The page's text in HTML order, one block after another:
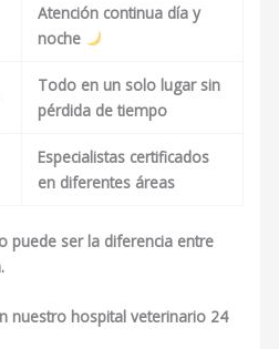
Atención continua día y
noche
Todo en un solo lugar sin
pérdida de tiempo
Especialistas certificados
en diferentes áreas
puede ser la diferencia entre
nuestro hospital veterinario 24